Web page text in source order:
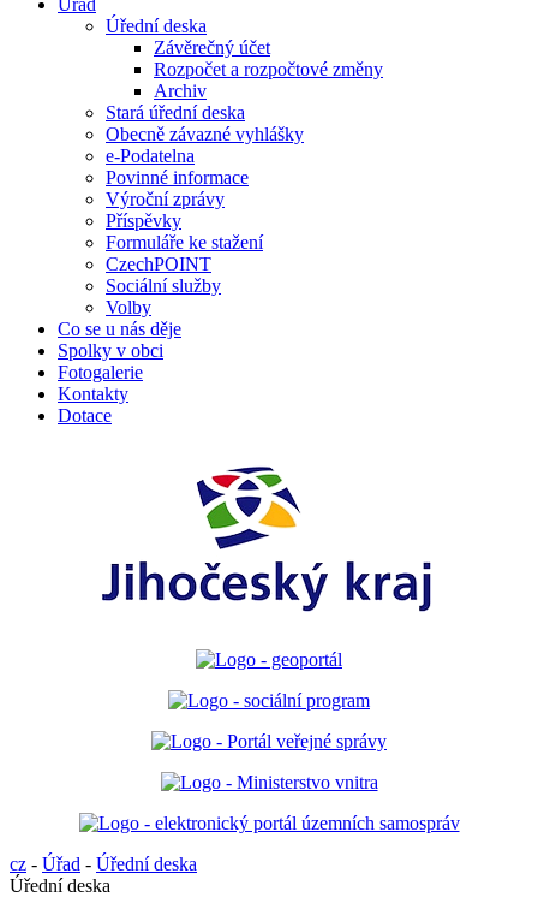
Úřad
Úřední deska
Závěrečný účet
Rozpočet a rozpočtové změny
Archiv
Stará úřední deska
Obecně závazné vyhlášky
e-Podatelna
Povinné informace
Výroční zprávy
Příspěvky
Formuláře ke stažení
CzechPOINT
Sociální služby
Volby
Co se u nás děje
Spolky v obci
Fotogalerie
Kontakty
Dotace
cz - Úřad - Úřední deska
Úřední deska